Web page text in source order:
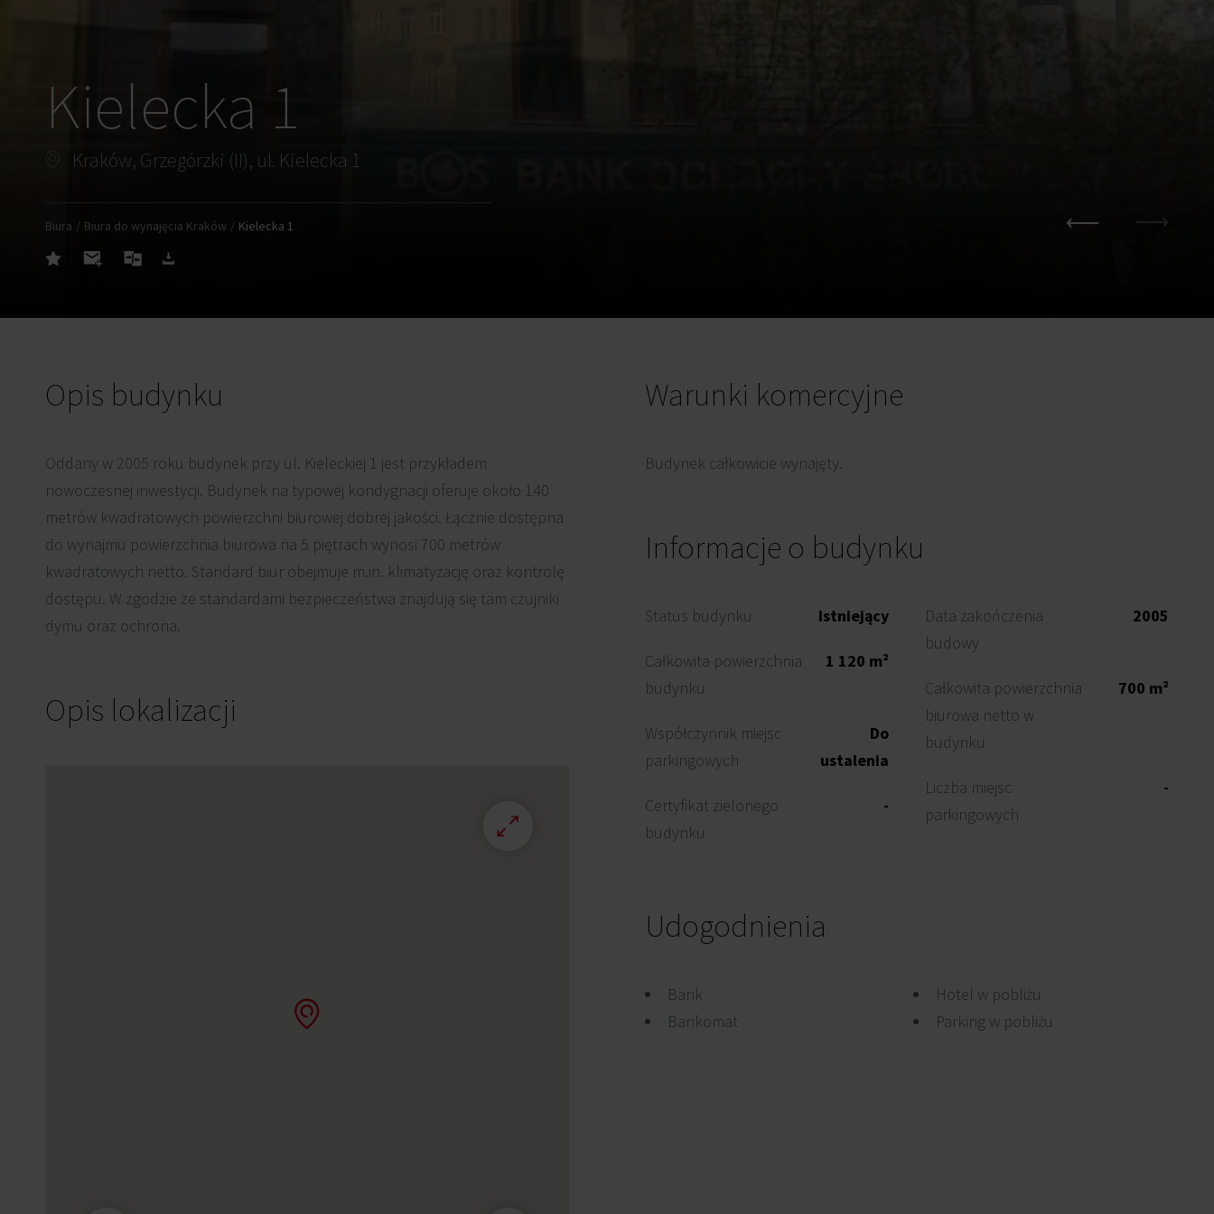
Kielecka 1
Kraków, Grzegórzki (II), ul. Kielecka 1
Biura Biura do wynajęcia Kraków Kielecka 1
Opis budynku
Oddany w 2005 roku budynek przy ul. Kieleckiej 1 jest przykładem
nowoczesnej inwestycji. Budynek na typowej kondygnacji oferuje około 140
metrów kwadratowych powierzchni biurowej dobrej jakości. Łącznie dostępna
do wynajmu powierzchnia biurowa na 5 piętrach wynosi 700 metrów
kwadratowych netto. Standard biur obejmuje m.in. klimatyzację oraz kontrolę
dostępu. W zgodzie ze standardami bezpieczeństwa znajdują się tam czujniki
dymu oraz ochrona.
Opis lokalizacji
Warunki komercyjne
Budynek całkowicie wynajęty.
Informacje o budynku
Status budynku Istniejący
Całkowita powierzchnia
budynku
1 120 m²
Współczynnik miejsc
parkingowych
Do
ustalenia
Certyfikat zielonego
budynku
-
Data zakończenia
budowy
2005
Całkowita powierzchnia
biurowa netto w
budynku
700 m²
Liczba miejsc
parkingowych
-
Udogodnienia
Bank
Bankomat
Hotel w pobliżu
Parking w pobliżu